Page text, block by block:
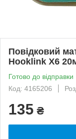
Повідковий
Hooklink X6
Готово до відправки
Код: 4165206
135 ₴